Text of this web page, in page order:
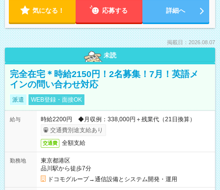
気になる！ 応募する 詳細へ
掲載日：2026.08.07
未読
完全在宅＊時給2150円！2名募集！7月！英語メ
インの問い合わせ対応
派遣 WEB登録・面接OK
給与
時給2200円 ◆月収例：338,000円＋残業代（21日換算）
交通費別途支給あり
交通費 全額支給
勤務地
東京都港区
品川駅から徒歩7分
ドコモグループ→通信設備とシステム開発・運用